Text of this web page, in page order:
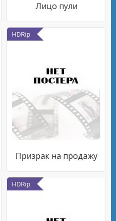
Лицо пули
HDRip
Призрак на продажу
HDRip